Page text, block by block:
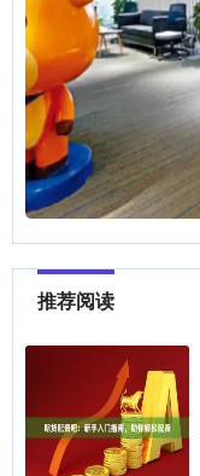
推荐阅读